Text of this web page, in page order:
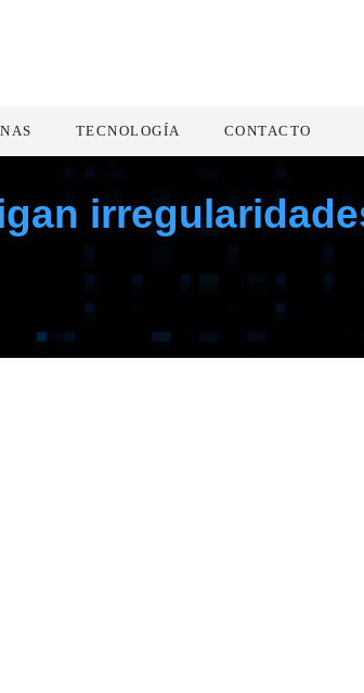
TECNOLOGÍA CONTACTO